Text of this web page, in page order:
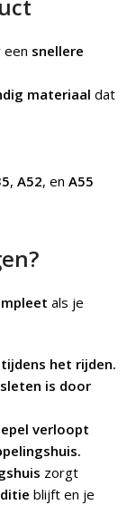
een snellere
materiaal dat
, A52, en A55
als je
het rijden.
is door
verloopt
zorgt
blijft en je